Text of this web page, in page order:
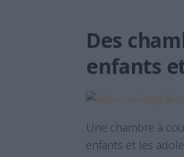
Des
enfants
Une chambre à
enfants et les